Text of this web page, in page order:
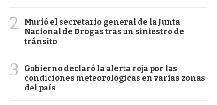
2
Murió el secretario general de la Junta
Nacional de Drogas tras un siniestro de
tránsito
3
Gobierno declaró la alerta roja por las
condiciones meteorológicas en varias zonas
del país